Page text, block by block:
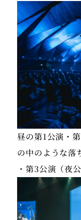
昼の第1公演・
の中のような落
・第3公演（夜公